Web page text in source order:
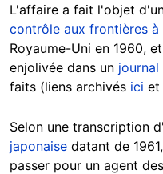
L'affaire a fait l'objet
contrôle aux frontières à
Royaume-Uni en 1960,
enjolivée dans un journal
faits (liens archivés ici et
Selon une transcription
japonaise datant de
passer pour un agent